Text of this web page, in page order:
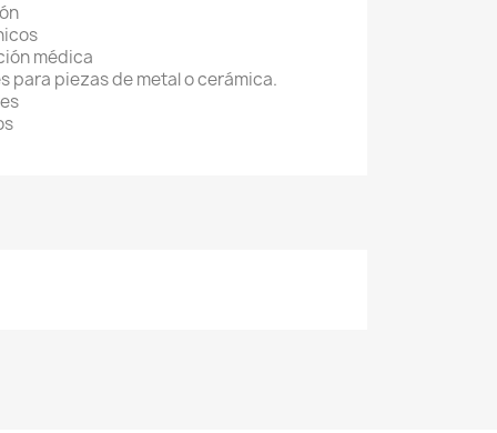
médica
para piezas de metal o cerámica.